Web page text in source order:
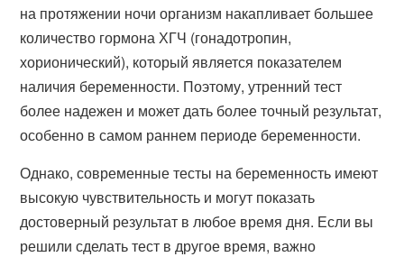
на протяжении ночи организм накапливает большее
количество гормона ХГЧ (гонадотропин,
хорионический), который является показателем
наличия беременности. Поэтому, утренний тест
более надежен и может дать более точный результат,
особенно в самом раннем периоде беременности.
Однако, современные тесты на беременность имеют
высокую чувствительность и могут показать
достоверный результат в любое время дня. Если вы
решили сделать тест в другое время, важно